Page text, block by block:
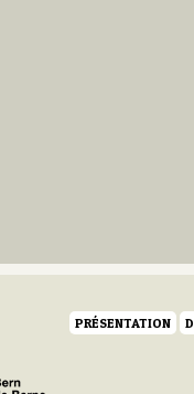
PRÉSENTATION